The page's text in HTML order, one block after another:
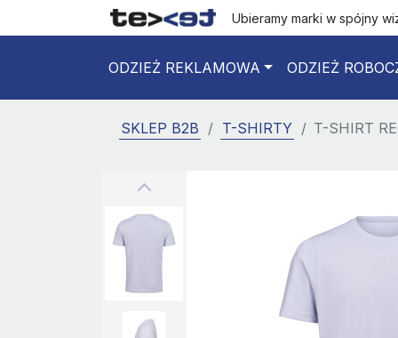
Ubieramy marki w spójny
ODZIEŻ REKLAMOWA ODZIEŻ
SKLEP B2B T-SHIRTY T-SHIRT